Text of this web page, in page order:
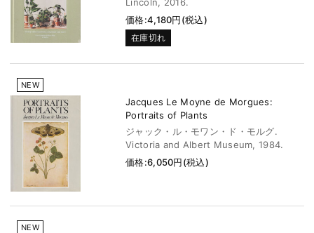
価格:4,180円(税込)
在庫切れ
NEW
Jacques Le Moyne de Morgues:
Portraits of Plants
ジャック・ル・モワン・ド・モルグ.
Victoria and Albert Museum, 1984.
価格:6,050円(税込)
NEW